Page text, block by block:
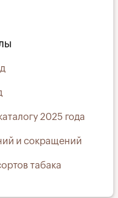
2025 года
и сокращений
табака